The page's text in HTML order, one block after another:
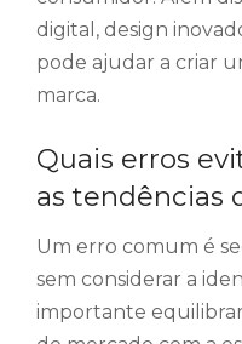
digital, design
pode ajudar a criar
marca.
Quais erros
as tendências
Um erro comum é
sem considerar a
importante